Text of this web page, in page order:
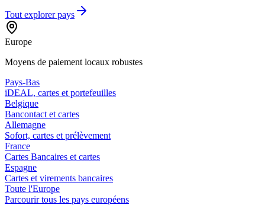
Tout explorer pays
Europe
Moyens de paiement locaux robustes
Pays-Bas
iDEAL, cartes et portefeuilles
Belgique
Bancontact et cartes
Allemagne
Sofort, cartes et prélèvement
France
Cartes Bancaires et cartes
Espagne
Cartes et virements bancaires
Toute l'Europe
Parcourir tous les pays européens